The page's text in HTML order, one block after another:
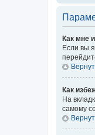
Как мне
Если вы
Как
На
самому